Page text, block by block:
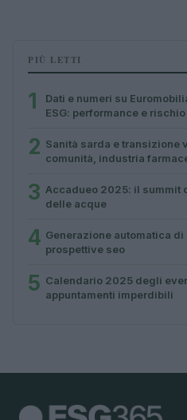
PIÙ LETTI
1
Dati e numeri su
ESG: performance e rischio
2 Sanità sarda e transizione
comunità, industria
3 Accadueo 2025: il summit
delle acque
4 Generazione automatica
prospettive seo
5 Calendario 2025 degli
appuntamenti imperdibili